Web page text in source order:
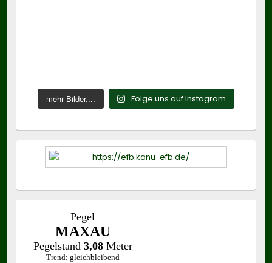
mehr Bilder.... Folge uns auf Instagram